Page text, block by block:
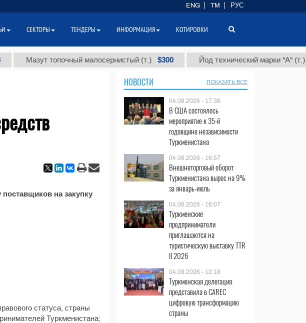
Мазут топочный малосернистый (т.) $300 Йод технический марки "А" (т.) $86
на закупку
статуса, страны
Туркменистана;
НОВОСТИ ПОКАЗАТЬ ВСЕ
04.08.2026 - 17:38
В США состоялось
мероприятие к 35-й
годовщине независимости
Туркменистана
04.08.2026 - 16:57
Внешнеторговый оборот
Туркменистана вырос на 9%
за январь-июль
04.08.2026 - 16:07
Туркменские
предприниматели
приглашаются на
туристическую выставку TTR
II 2026
04.08.2026 - 12:18
Туркменская делегация
представила в CAREC
цифровую трансформацию
страны
ENG TM РУС
СЕКТОРЫ ТЕНДЕРЫ ИНФОРМАЦИЯ КОТИРОВКИ